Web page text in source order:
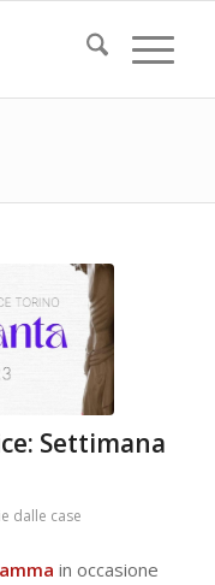
Settimana
dalle case
in occasione